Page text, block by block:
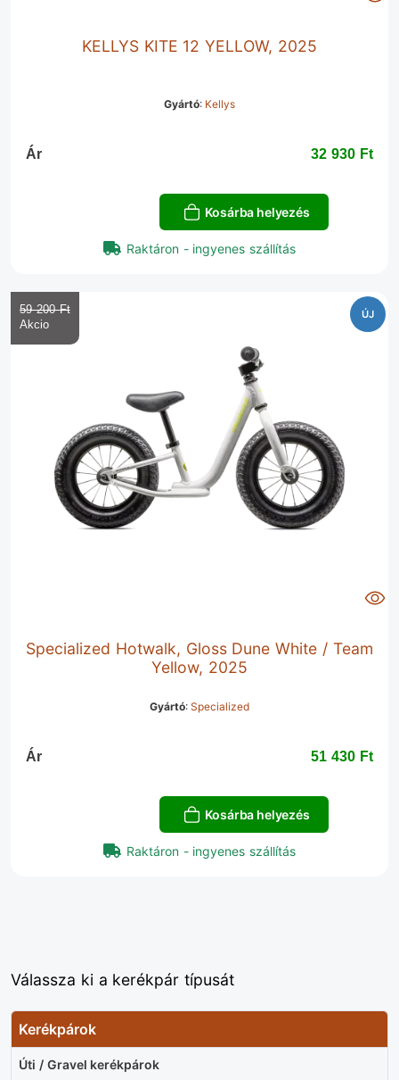
Válassza ki a kerékpár típusát
Kerékpárok
Úti / Gravel kerékpárok
KELLYS KITE 12 YELLOW, 2025
Gyártó: Kellys
Ár 32 930 Ft‎
Kosárba helyezés
Raktáron - ingyenes szállítás
ÚJ
Specialized Hotwalk, Gloss Dune White / Team
Yellow, 2025
Gyártó:Specialized
59 200 Ft‎
Ár 51 430 Ft‎
Kosárba helyezés
Raktáron - ingyenes szállítás